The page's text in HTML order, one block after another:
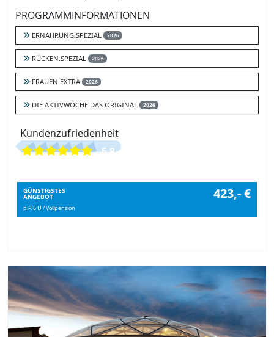
PROGRAMMINFORMATIONEN
ERNÄHRUNG.SPEZIAL 2026
RÜCKEN.SPEZIAL 2026
FRAUEN.EXTRA 2026
DIE AKTIVWOCHE.DAS ORIGINAL 2026
Kundenzufriedenheit
5.8
GÜNSTIGSTES
ANGEBOT 423,- €
p.P. 6 Ü / Vollpension